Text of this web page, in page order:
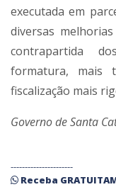
executada em
diversas
contrapartida
formatura, mais
fiscalização mais
Governo de Santa
----------------------
Receba